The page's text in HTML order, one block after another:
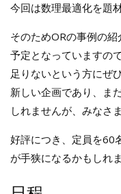
今回は数理最適化を題
そのためORの事例の
予定となっていますの
足りないという方にぜ
新しい企画であり、ま
しれませんが、みなさ
好評につき、定員を60
が手狭になるかもしれ